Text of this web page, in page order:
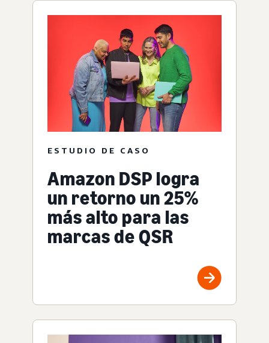
ESTUDIO DE CASO
Amazon DSP logra
un retorno un 25%
más alto para las
marcas de QSR